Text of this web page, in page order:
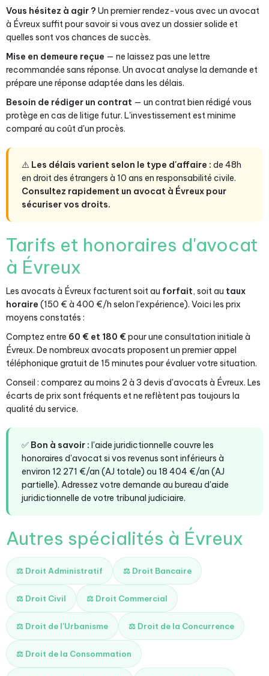
Vous hésitez à agir ? Un premier rendez-vous avec un avocat
à Évreux suffit pour savoir si vous avez un dossier solide et
quelles sont vos chances de succès.
Mise en demeure reçue — ne laissez pas une lettre
recommandée sans réponse. Un avocat analyse la demande et
prépare une réponse adaptée dans les délais.
Besoin de rédiger un contrat — un contrat bien rédigé vous
protège en cas de litige futur. L'investissement est minime
comparé au coût d'un procès.
⚠️ Les délais varient selon le type d'affaire : de 48h
en droit des étrangers à 10 ans en responsabilité civile.
Consultez rapidement un avocat à Évreux pour
sécuriser vos droits.
Tarifs et honoraires d'avocat
à Évreux
Les avocats à Évreux facturent soit au forfait, soit au taux
horaire (150 € à 400 €/h selon l'expérience). Voici les prix
moyens constatés :
Comptez entre 60 € et 180 € pour une consultation initiale à
Évreux. De nombreux avocats proposent un premier appel
téléphonique gratuit de 15 minutes pour évaluer votre situation.
Conseil : comparez au moins 2 à 3 devis d'avocats à Évreux. Les
écarts de prix sont fréquents et ne reflètent pas toujours la
qualité du service.
✅ Bon à savoir : l'aide juridictionnelle couvre les
honoraires d'avocat si vos revenus sont inférieurs à
environ 12 271 €/an (AJ totale) ou 18 404 €/an (AJ
partielle). Adressez votre demande au bureau d'aide
juridictionnelle de votre tribunal judiciaire.
Autres spécialités à Évreux
⚖️ Droit Administratif ⚖️ Droit Bancaire
⚖️ Droit Civil ⚖️ Droit Commercial
⚖️ Droit de l'Urbanisme ⚖️ Droit de la Concurrence
⚖️ Droit de la Consommation